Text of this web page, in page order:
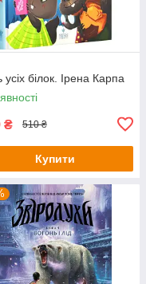
усіх білок. Ірена Карпа
₴ 510 ₴
Купити